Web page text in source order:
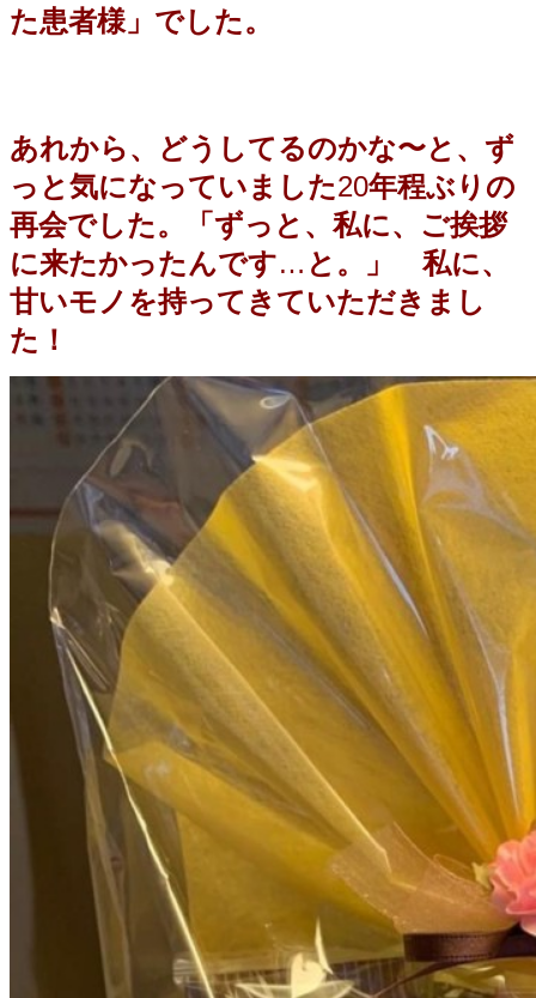
た患者様」でした。
あれから、どうしてるのかな〜と、ず
っと気になっていました20年程ぶりの
再会でした。「ずっと、私に、ご挨拶
に来たかったんです… と。」 私に、
甘いモノを持ってきていただきまし
た！